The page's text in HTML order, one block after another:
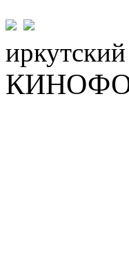
иркутский